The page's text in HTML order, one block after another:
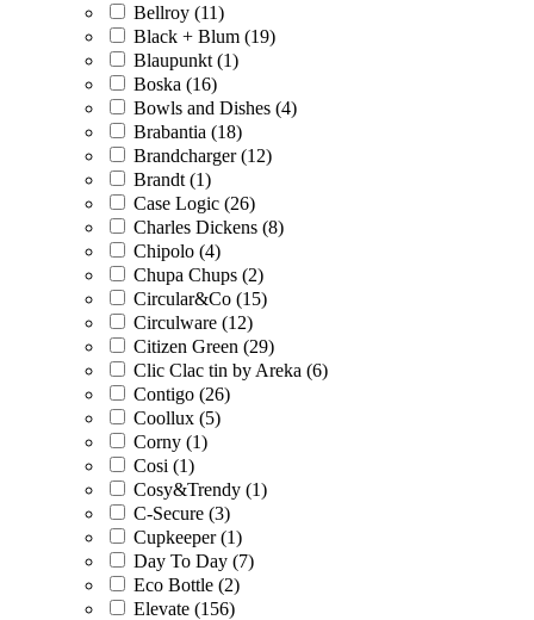
Bellroy (11)
Black + Blum (19)
Blaupunkt (1)
Boska (16)
Bowls and Dishes (4)
Brabantia (18)
Brandcharger (12)
Brandt (1)
Case Logic (26)
Charles Dickens (8)
Chipolo (4)
Chupa Chups (2)
Circular&Co (15)
Circulware (12)
Citizen Green (29)
Clic Clac tin by Areka (6)
Contigo (26)
Coollux (5)
Corny (1)
Cosi (1)
Cosy&Trendy (1)
C-Secure (3)
Cupkeeper (1)
Day To Day (7)
Eco Bottle (2)
Elevate (156)